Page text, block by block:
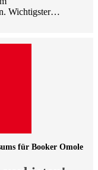
Wichtigster…
für Booker Omole